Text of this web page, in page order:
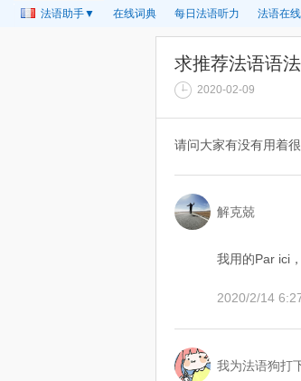
法语助手▼ 在线词典 每日法语听力 法语在
求推荐法语语
2020-02-09
请问大家有没有用着
解克兢
我用的Par ici
2020/2/14
我为法语狗打